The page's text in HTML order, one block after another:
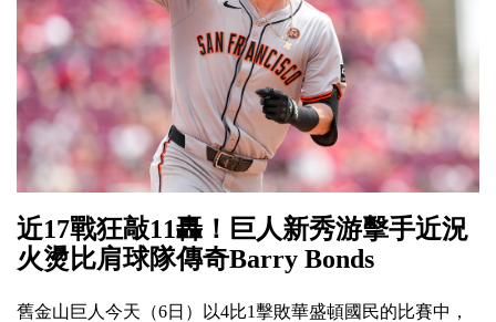
近17戰狂敲11轟！巨人新秀游擊手近況
火燙比肩球隊傳奇Barry Bonds
舊金山巨人今天（6日）以4比1擊敗華盛頓國民的比賽中，